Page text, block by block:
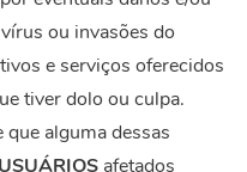
ou invasões do
e serviços oferecidos
tiver dolo ou culpa.
que alguma dessas
USUÁRIOS afetados